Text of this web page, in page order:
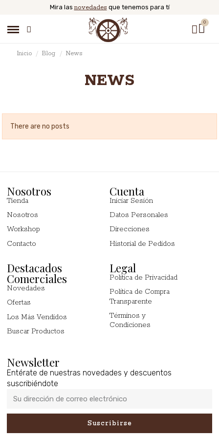
Mira lasnovedades que tenemos para tí
Inicio Blog News
NEWS
There are no posts
Nosotros
Tienda
Nosotros
Workshop
Contacto
Cuenta
Iniciar Sesión
Datos Personales
Direcciones
Historial de Pedidos
Destacados
Comerciales
Novedades
Ofertas
Los Más Vendidos
Buscar Productos
Legal
Política de Privacidad
Política de Compra
Transparente
Términos y
Condiciones
Newsletter
Entérate de nuestras novedades y descuentos
suscribiéndote
Suscribirse